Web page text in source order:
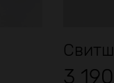
3